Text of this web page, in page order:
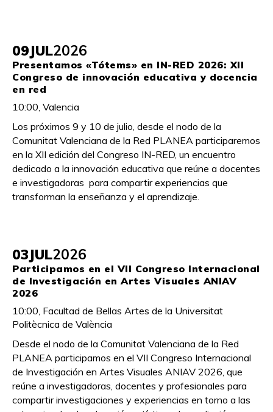
09JUL2026
Presentamos «Tótems» en IN-RED 2026: XII
Congreso de innovación educativa y docencia
en red
10:00, Valencia
Los próximos 9 y 10 de julio, desde el nodo de la
Comunitat Valenciana de la Red PLANEA participaremos
en la XII edición del Congreso IN-RED, un encuentro
dedicado a la innovación educativa que reúne a docentes
e investigadoras para compartir experiencias que
transforman la enseñanza y el aprendizaje.
03JUL2026
Participamos en el VII Congreso Internacional
de Investigación en Artes Visuales ANIAV
2026
10:00, Facultad de Bellas Artes de la Universitat
Politècnica de València
Desde el nodo de la Comunitat Valenciana de la Red
PLANEA participamos en el VII Congreso Internacional
de Investigación en Artes Visuales ANIAV 2026, que
reúne a investigadoras, docentes y profesionales para
compartir investigaciones y experiencias en torno a las